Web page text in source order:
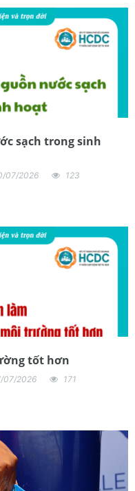
sạch trong sinh
07/2026 123
tốt hơn
07/2026 171